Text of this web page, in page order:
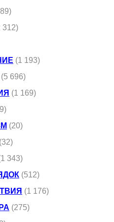
312)
(1 193)
(5 696)
(1 169)
(20)
(32)
343)
(512)
(1 176)
(275)